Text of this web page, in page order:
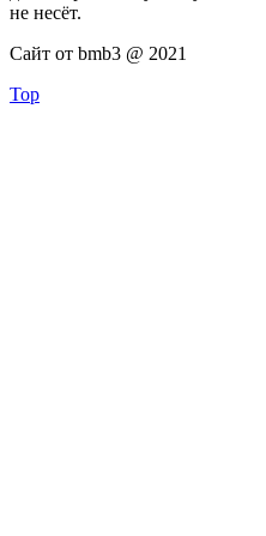
не несёт.
Сайт от bmb3 @ 2021
Top